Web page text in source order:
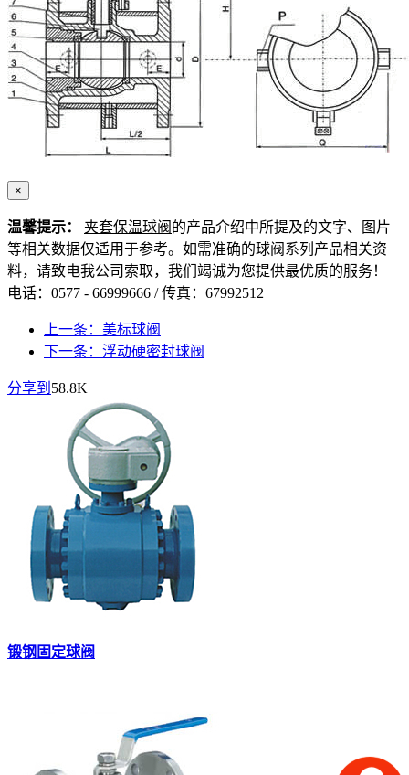
×
温馨提示： 夹套保温球阀 的产品介绍中所提及的文字、图片
等相关数据仅适用于参考。如需准确的球阀系列产品相关资
料，请致电我公司索取，我们竭诚为您提供最优质的服务！
电话：0577 - 66999666 / 传真：67992512
上一条：美标球阀
下一条：浮动硬密封球阀
分享到 58.8K
锻钢固定球阀